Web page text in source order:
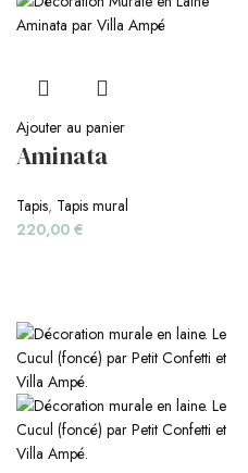
Ajouter au panier
Aminata
Tapis, Tapis mural
220,00 €